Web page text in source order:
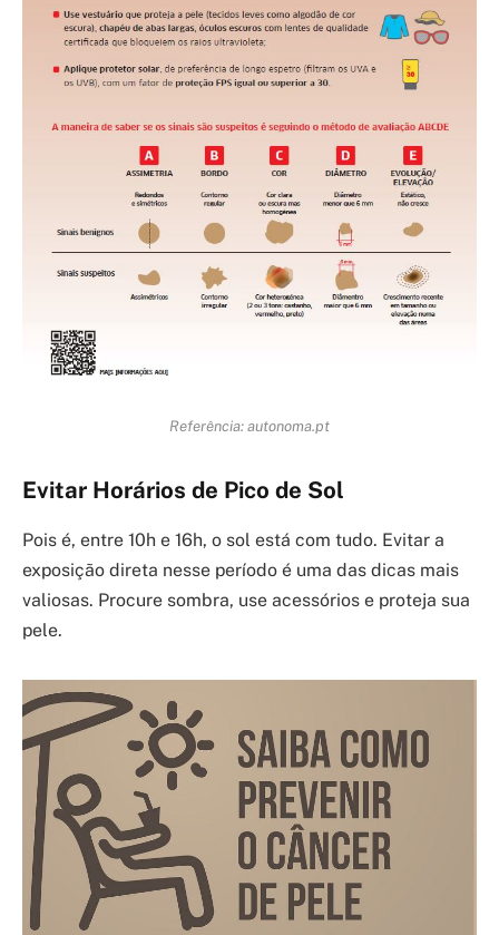
Referência: autonoma.pt
Evitar Horários de Pico de Sol
Pois é, entre 10h e 16h, o sol está com tudo. Evitar a
exposição direta nesse período é uma das dicas mais
valiosas. Procure sombra, use acessórios e proteja sua
pele.